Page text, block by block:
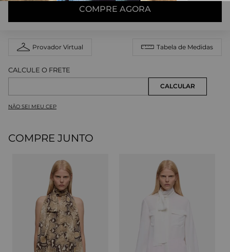
COMPRE AGORA
Provador Virtual Tabela de Medidas
NÃO SEI MEU CEP
COMPRE JUNTO